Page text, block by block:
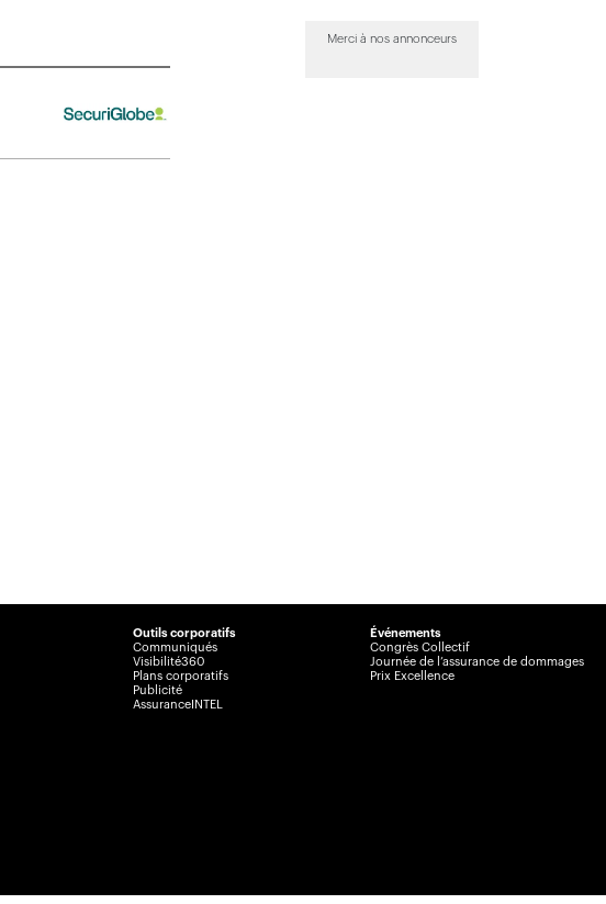
Merci à nos annonceurs
Outils corporatifs
Communiqués
Visibilité360
Plans corporatifs
Publicité
AssuranceINTEL
Événements
Congrès Collectif
Journée de l’assurance de dommages
Prix Excellence